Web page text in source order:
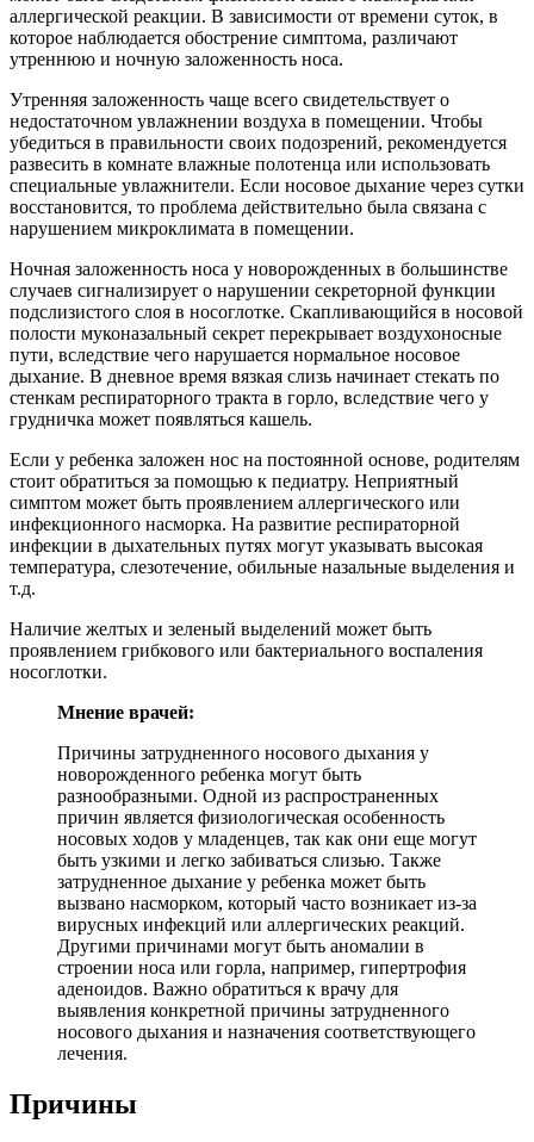
аллергической реакции. В зависимости от времени суток, в
которое наблюдается обострение симптома, различают
утреннюю и ночную заложенность носа.
Утренняя заложенность чаще всего свидетельствует о
недостаточном увлажнении воздуха в помещении. Чтобы
убедиться в правильности своих подозрений, рекомендуется
развесить в комнате влажные полотенца или использовать
специальные увлажнители. Если носовое дыхание через сутки
восстановится, то проблема действительно была связана с
нарушением микроклимата в помещении.
Ночная заложенность носа у новорожденных в большинстве
случаев сигнализирует о нарушении секреторной функции
подслизистого слоя в носоглотке. Скапливающийся в носовой
полости муконазальный секрет перекрывает воздухоносные
пути, вследствие чего нарушается нормальное носовое
дыхание. В дневное время вязкая слизь начинает стекать по
стенкам респираторного тракта в горло, вследствие чего у
грудничка может появляться кашель.
Если у ребенка заложен нос на постоянной основе, родителям
стоит обратиться за помощью к педиатру. Неприятный
симптом может быть проявлением аллергического или
инфекционного насморка. На развитие респираторной
инфекции в дыхательных путях могут указывать высокая
температура, слезотечение, обильные назальные выделения и
т.д.
Наличие желтых и зеленый выделений может быть
проявлением грибкового или бактериального воспаления
носоглотки.
Мнение врачей:
Причины затрудненного носового дыхания у
новорожденного ребенка могут быть
разнообразными. Одной из распространенных
причин является физиологическая особенность
носовых ходов у младенцев, так как они еще могут
быть узкими и легко забиваться слизью. Также
затрудненное дыхание у ребенка может быть
вызвано насморком, который часто возникает из-за
вирусных инфекций или аллергических реакций.
Другими причинами могут быть аномалии в
строении носа или горла, например, гипертрофия
аденоидов. Важно обратиться к врачу для
выявления конкретной причины затрудненного
носового дыхания и назначения соответствующего
лечения.
Причины